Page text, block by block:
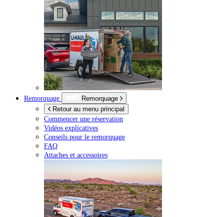
Remorquage
Remorquage
Retour au menu principal
Commencer une réservation
Vidéos explicatives
Conseils pour le remorquage
FAQ
Attaches et accessoires